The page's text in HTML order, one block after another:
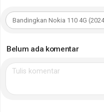
Belum ada komentar